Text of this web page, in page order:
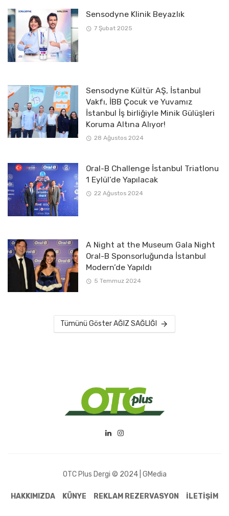
Sensodyne Klinik Beyazlık
7 Şubat 2025
Sensodyne Kültür AŞ, İstanbul
Vakfı, İBB Çocuk ve Yuvamız
İstanbul İş birliğiyle Minik Gülüşleri
Koruma Altına Alıyor!
28 Ağustos 2024
Oral-B Challenge İstanbul Triatlonu
1 Eylül’de Yapılacak
22 Ağustos 2024
A Night at the Museum Gala Night
Oral-B Sponsorluğunda İstanbul
Modern’de Yapıldı
5 Temmuz 2024
Tümünü Göster AĞIZ SAĞLIĞI
OTC Plus Dergi © 2024 | GMedia
HAKKIMIZDA KÜNYE REKLAM REZERVASYON İLETİŞİM